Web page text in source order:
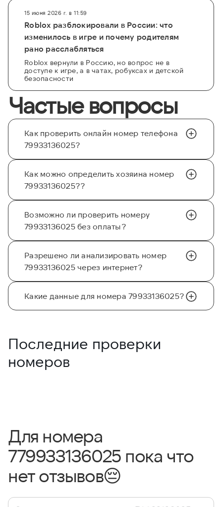
15 июня 2026 г. в 11:59
Roblox разблокировали в России: что
изменилось в игре и почему родителям
рано расслабляться
Roblox вернули в Россию, но вопрос не в
доступе к игре, а в чатах, робуксах и детской
безопасности
Частые вопросы
Как проверить онлайн номер телефона
79933136025?
Как можно определить хозяина номер
79933136025??
Возможно ли проверить номеру
79933136025 без оплаты?
Разрешено ли анализировать номер
79933136025 через интернет?
Какие данные для номера 79933136025?
Последние проверки
номеров
Для номера
779933136025 пока что
нет отзывов😔